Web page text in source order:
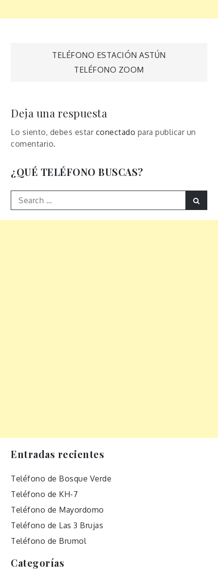
Navegación
entradas
TELÉFONO ESTACIÓN ASTÚN
TELÉFONO ZOOM
Deja una respuesta
Lo siento, debes estar conectado para publicar un
comentario.
¿QUÉ TELÉFONO BUSCAS?
Search
for:
Entradas recientes
Teléfono de Bosque Verde
Teléfono de KH-7
Teléfono de Mayordomo
Teléfono de Las 3 Brujas
Teléfono de Brumol
Categorías